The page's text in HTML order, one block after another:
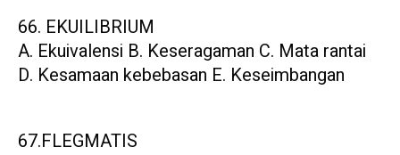
66. EKUILIBRIUM
A. Ekuivalensi B. Keseragaman C. Mata rantai
D. Kesamaan kebebasan E. Keseimbangan
67.FLEGMATIS